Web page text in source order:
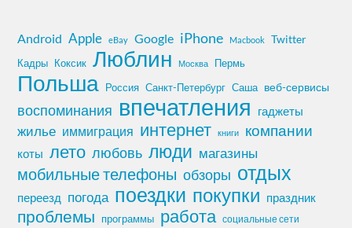
Android Apple eBay Google iPhone Macbook Twitter
Кадры Коксик Люблин Москва Пермь
Польша Россия Санкт-Петербург Саша веб-сервисы
воспоминания впечатления гаджеты
жилье иммиграция интернет книги компании
коты лето любовь люди магазины
мобильные телефоны обзоры отдых
переезд погода поездки покупки праздник
проблемы программы работа социальные сети